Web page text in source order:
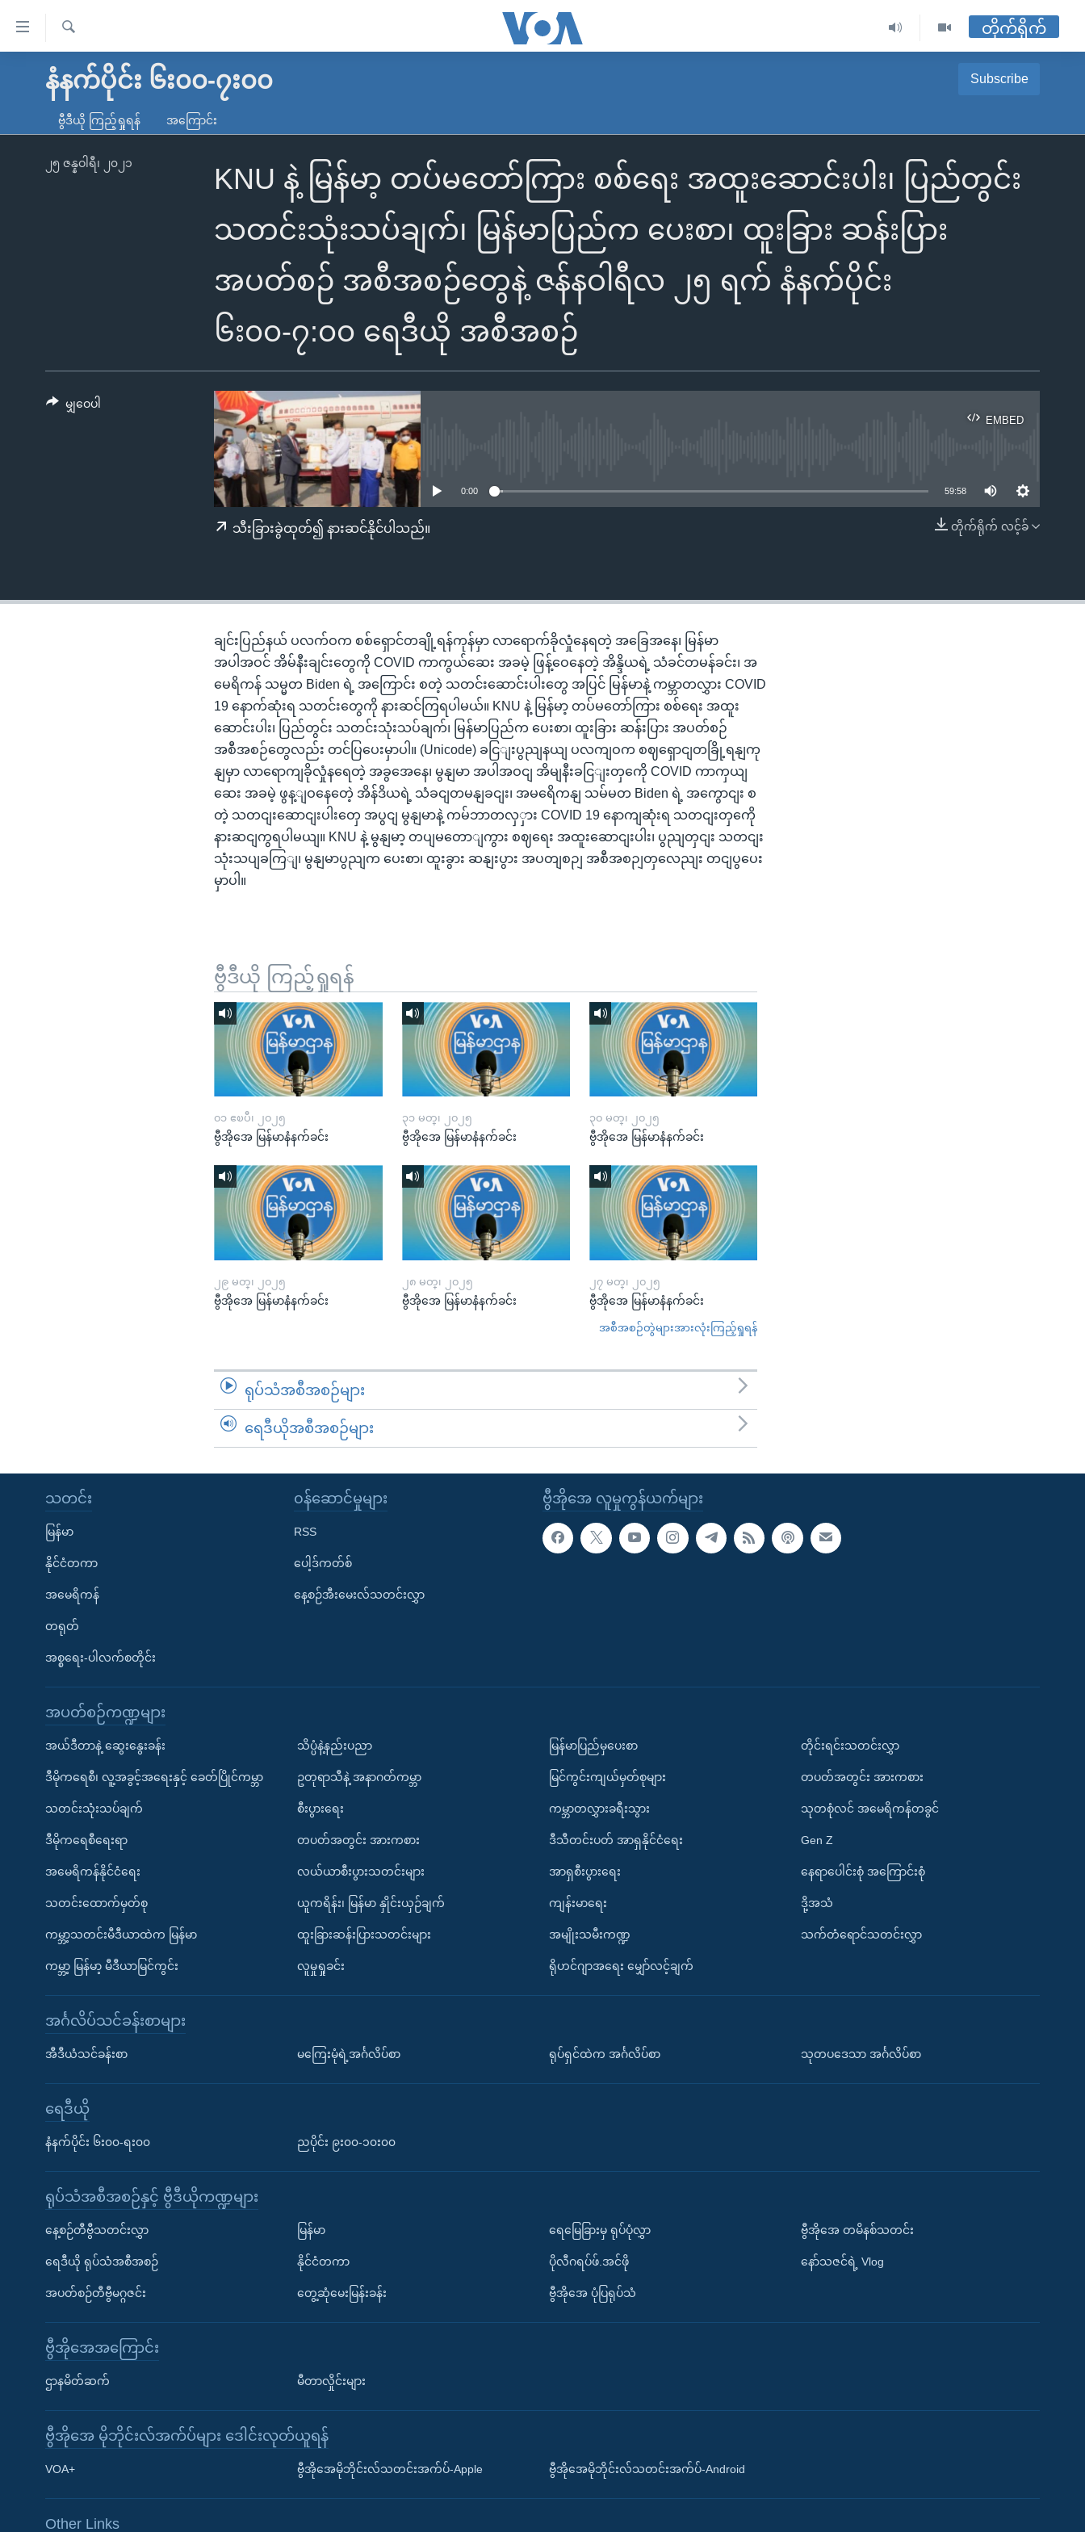
လွယ်ကူ
သည့်
စာမျက်နှာ
ကျော်
မူလစာမျက်နှာ
ကမ္ဘာ့သတင်းများ
နိုင်ငံတကာ
Learning English
ရ
လာ
တိုက်ရိုက်
နံနက်ပိုင်း ၆း၀၀-၇း၀၀ Subscribe
Apple Podcasts
Spotify
ရယူရန်
ဗွီဒီယို ကြည့်ရှုရန် အကြောင်း
KNU နဲ့ မြန်မာ့ တပ်မတော်ကြား စစ်ရေး အထူးဆောင်းပါး၊ ပြည်တွင်း
သတင်းသုံးသပ်ချက်၊ မြန်မာပြည်က ပေးစာ၊ ထူးခြား ဆန်းပြား
အပတ်စဉ် အစီအစဉ်တွေနဲ့ ဇန်နဝါရီလ ၂၅ ရက် နံနက်ပိုင်း
၆း၀၀-၇:၀၀ ရေဒီယို အစီအစဉ်
၂၅ ဇန္နဝါရီ၊ ၂၀၂၁
EMBED
EMBED
0:00 59:58
တိုက်ရိုက် လင့်ခ်
သီးခြားခွဲထုတ်၍ နားဆင်နိုင်ပါသည်။
မျှဝေပါ
ချင်းပြည်နယ် ပလက်ဝက စစ်ရှောင်တချို့ရန်ကုန်မှာ လာရောက်ခိုလှုံနေရတဲ့ အခြေအနေ၊ မြန်မာ
အပါအဝင် အိမ်နီးချင်းတွေကို COVID ကာကွယ်ဆေး အခမဲ့ ဖြန့်ဝေနေတဲ့ အိန္ဒိယရဲ့ သံခင်တမန်ခင်း၊ အ
မေရိကန် သမ္မတ Biden ရဲ့ အကြောင်း စတဲ့ သတင်းဆောင်းပါးတွေ အပြင် မြန်မာနဲ့ ကမ္ဘာတလွှား COVID
19 နောက်ဆုံးရ သတင်းတွေကို နားဆင်ကြရပါမယ်။ KNU နဲ့ မြန်မာ့ တပ်မတော်ကြား စစ်ရေး အထူး
ဆောင်းပါး၊ ပြည်တွင်း သတင်းသုံးသပ်ချက်၊ မြန်မာပြည်က ပေးစာ၊ ထူးခြား ဆန်းပြား အပတ်စဉ်
အစီအစဉ်တွေလည်း တင်ပြပေးမှာပါ။ (Unicode) ခငြျးပွညျနယျ ပလကျဝက စဈရှောငျတခြို့ရနျကု
နျမှာ လာရောကျခိုလှုံနရေတဲ့ အခွအေနေ၊ မွနျမာ အပါအဝငျ အိမျနီးခငြျးတှကေို COVID ကာကှယျ
ဆေး အခမဲ့ ဖွန့ျဝနေတေဲ့ အိန်ဒိယရဲ့ သံခငျတမနျခငျး၊ အမရေိကနျ သမ်မတ Biden ရဲ့ အကွောငျး စ
တဲ့ သတငျးဆောငျးပါးတှေ အပွငျ မွနျမာနဲ့ ကမ်ဘာတလှှား COVID 19 နောကျဆုံးရ သတငျးတှကေို
နားဆငျကွရပါမယျ။ KNU နဲ့ မွနျမာ့ တပျမတောျကွား စဈရေး အထူးဆောငျးပါး၊ ပွညျတှငျး သတငျး
သုံးသပျခကြျ၊ မွနျမာပွညျက ပေးစာ၊ ထူးခွား ဆနျးပွား အပတျစဉျ အစီအစဉျတှလေညျး တငျပွပေး
မှာပါ။
ဗွီဒီယို ကြည့်ရှုရန်
၀၁ ဧၿပီ၊ ၂၀၂၅
ဗွီအိုအေ မြန်မာနံနက်ခင်း
၃၁ မတ္၊ ၂၀၂၅
ဗွီအိုအေ မြန်မာနံနက်ခင်း
၃၀ မတ္၊ ၂၀၂၅
ဗွီအိုအေ မြန်မာနံနက်ခင်း
၂၉ မတ္၊ ၂၀၂၅
ဗွီအိုအေ မြန်မာနံနက်ခင်း
၂၈ မတ္၊ ၂၀၂၅
ဗွီအိုအေ မြန်မာနံနက်ခင်း
၂၇ မတ္၊ ၂၀၂၅
ဗွီအိုအေ မြန်မာနံနက်ခင်း
အစီအစဉ်တွဲများအားလုံးကြည့်ရှုရန်
ရုပ်သံအစီအစဉ်များ
ရေဒီယိုအစီအစဉ်များ
ဗွီအိုအေ လူမှုကွန်ယက်များ
သတင်း
မြန်မာ
နိုင်ငံတကာ
အမေရိကန်
တရုတ်
အစ္စရေး-ပါလက်စတိုင်း
၀န်ဆောင်မှုများ
RSS
ပေါ့ဒ်ကတ်စ်
နေ့စဉ်အီးမေးလ်သတင်းလွှာ
အပတ်စဉ်ကဏ္ဍများ
အယ်ဒီတာနဲ့ ဆွေးနွေးခန်း
ဒီမိုကရေစီ၊ လူ့အခွင့်အရေးနှင့် ခေတ်ပြိုင်ကမ္ဘာ
သတင်းသုံးသပ်ချက်
ဒီမိုကရေစီရေးရာ
အမေရိကန်နိုင်ငံရေး
သတင်းထောက်မှတ်စု
ကမ္ဘာ့သတင်းမီဒီယာထဲက မြန်မာ
ကမ္ဘာ့ မြန်မာ့ မီဒီယာမြင်ကွင်း
သိပ္ပံနဲ့နည်းပညာ
ဥတုရာသီနဲ့ အနာဂတ်ကမ္ဘာ
စီးပွားရေး
တပတ်အတွင်း အားကစား
လယ်ယာစီးပွားသတင်းများ
ယူကရိန်း၊ မြန်မာ နှိုင်းယှဉ်ချက်
ထူးခြားဆန်းပြားသတင်းများ
လူမှုရှုခင်း
မြန်မာပြည်မှပေးစာ
မြင်ကွင်းကျယ်မှတ်စုများ
ကမ္ဘာတလွှားခရီးသွား
ဒီသီတင်းပတ် အာရှနိုင်ငံရေး
အာရှစီးပွားရေး
ကျန်းမာရေး
အမျိုးသမီးကဏ္ဍ
ရိုဟင်ဂျာအရေး မျှော်လင့်ချက်
တိုင်းရင်းသတင်းလွှာ
တပတ်အတွင်း အားကစား
သုတစုံလင် အမေရိကန်တခွင်
Gen Z
နေရာပေါင်းစုံ အကြောင်းစုံ
ဒို့အသံ
သက်တံရောင်သတင်းလွှာ
အင်္ဂလိပ်သင်ခန်းစာများ
အီဒီယံသင်ခန်းစာ မကြေးမုံရဲ့အင်္ဂလိပ်စာ ရုပ်ရှင်ထဲက အင်္ဂလိပ်စာ သုတပဒေသာ အင်္ဂလိပ်စာ
ရေဒီယို
နံနက်ပိုင်း ၆း၀၀-ရး၀၀ ညပိုင်း ၉း၀၀-၁၀း၀၀
ရုပ်သံအစီအစဉ်နှင့် ဗွီဒီယိုကဏ္ဍများ
နေ့စဉ်တီဗွီသတင်းလွှာ
ရေဒီယို ရုပ်သံအစီအစဉ်
အပတ်စဉ်တီဗွီမဂ္ဂဇင်း
မြန်မာ
နိုင်ငံတကာ
တွေ့ဆုံမေးမြန်းခန်း
ရေမြေခြားမှ ရုပ်ပုံလွှာ
ပိုလီဂရပ်ဖ်.အင်ဖို
ဗွီအိုအေ ပုံပြရုပ်သံ
ဗွီအိုအေ တမိနစ်သတင်း
နော်သဇင်ရဲ့ Vlog
ဗွီအိုအေအကြောင်း
ဌာနမိတ်ဆက် မီတာလှိုင်းများ
ဗွီအိုအေ မိုဘိုင်းလ်အက်ပ်များ ဒေါင်းလုတ်ယူရန်
VOA+ ဗွီအိုအေမိုဘိုင်းလ်သတင်းအက်ပ်-Apple ဗွီအိုအေမိုဘိုင်းလ်သတင်းအက်ပ်-Android
Other Links